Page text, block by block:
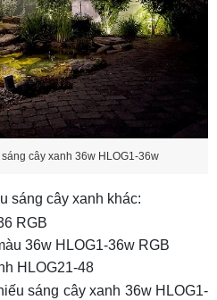
cây xanh 36w HLOG1-36w
sáng cây xanh khác:
RGB
36w HLOG1-36w RGB
HLOG21-48
sáng cây xanh 36w HLOG1-